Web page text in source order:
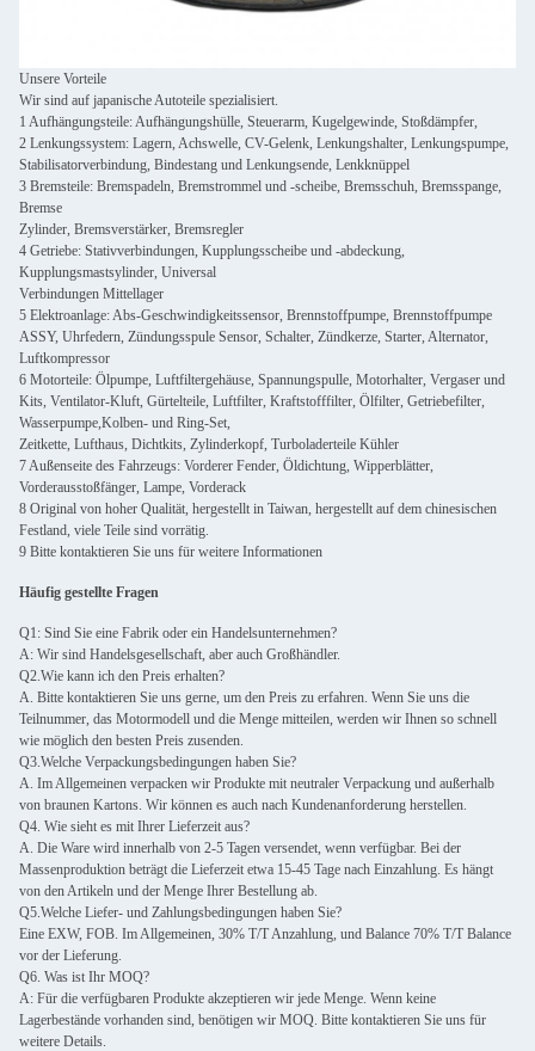
Unsere Vorteile
Wir sind auf japanische Autoteile spezialisiert.
1 Aufhängungsteile: Aufhängungshülle, Steuerarm, Kugelgewinde, Stoßdämpfer,
2 Lenkungssystem: Lagern, Achswelle, CV-Gelenk, Lenkungshalter, Lenkungspumpe,
Stabilisatorverbindung, Bindestang und Lenkungsende, Lenkknüppel
3 Bremsteile: Bremspadeln, Bremstrommel und -scheibe, Bremsschuh, Bremsspange,
Bremse
Zylinder, Bremsverstärker, Bremsregler
4 Getriebe: Stativverbindungen, Kupplungsscheibe und -abdeckung,
Kupplungsmastsylinder, Universal
Verbindungen Mittellager
5 Elektroanlage: Abs-Geschwindigkeitssensor, Brennstoffpumpe, Brennstoffpumpe
ASSY, Uhrfedern, Zündungsspule Sensor, Schalter, Zündkerze, Starter, Alternator,
Luftkompressor
6 Motorteile: Ölpumpe, Luftfiltergehäuse, Spannungspulle, Motorhalter, Vergaser und
Kits, Ventilator-Kluft, Gürtelteile, Luftfilter, Kraftstofffilter, Ölfilter, Getriebefilter,
Wasserpumpe,Kolben- und Ring-Set,
Zeitkette, Lufthaus, Dichtkits, Zylinderkopf, Turboladerteile Kühler
7 Außenseite des Fahrzeugs: Vorderer Fender, Öldichtung, Wipperblätter,
Vorderausstoßfänger, Lampe, Vorderack
8 Original von hoher Qualität, hergestellt in Taiwan, hergestellt auf dem chinesischen
Festland, viele Teile sind vorrätig.
9 Bitte kontaktieren Sie uns für weitere Informationen
Häufig gestellte Fragen
Q1: Sind Sie eine Fabrik oder ein Handelsunternehmen?
A: Wir sind Handelsgesellschaft, aber auch Großhändler.
Q2.Wie kann ich den Preis erhalten?
A. Bitte kontaktieren Sie uns gerne, um den Preis zu erfahren. Wenn Sie uns die
Teilnummer, das Motormodell und die Menge mitteilen, werden wir Ihnen so schnell
wie möglich den besten Preis zusenden.
Q3.Welche Verpackungsbedingungen haben Sie?
A. Im Allgemeinen verpacken wir Produkte mit neutraler Verpackung und außerhalb
von braunen Kartons. Wir können es auch nach Kundenanforderung herstellen.
Q4. Wie sieht es mit Ihrer Lieferzeit aus?
A. Die Ware wird innerhalb von 2-5 Tagen versendet, wenn verfügbar. Bei der
Massenproduktion beträgt die Lieferzeit etwa 15-45 Tage nach Einzahlung. Es hängt
von den Artikeln und der Menge Ihrer Bestellung ab.
Q5.Welche Liefer- und Zahlungsbedingungen haben Sie?
Eine EXW, FOB. Im Allgemeinen, 30% T/T Anzahlung, und Balance 70% T/T Balance
vor der Lieferung.
Q6. Was ist Ihr MOQ?
A: Für die verfügbaren Produkte akzeptieren wir jede Menge. Wenn keine
Lagerbestände vorhanden sind, benötigen wir MOQ. Bitte kontaktieren Sie uns für
weitere Details.